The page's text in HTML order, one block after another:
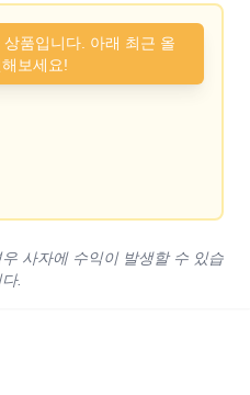
품입니다. 아래 최근 올
보세요!
사자에 수익이 발생할 수 있습
.